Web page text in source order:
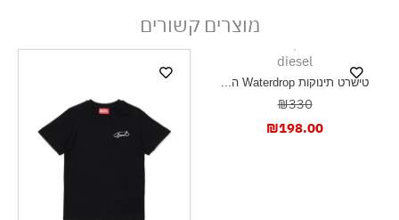
מוצרים קשורים
diesel
טישרט תינוקות Waterdrop ה...
₪330
₪198.00